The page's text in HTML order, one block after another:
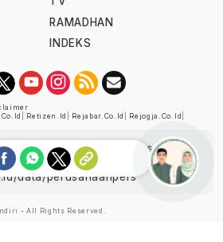
RAMADHAN
INDEKS
Retizen.id Rejabar.co.id Rejogja.co.id
oleh Dewan Pers
DP-Verifikasi/K/XII/2022
data/perusahaanpers
- All Rights Reserved.